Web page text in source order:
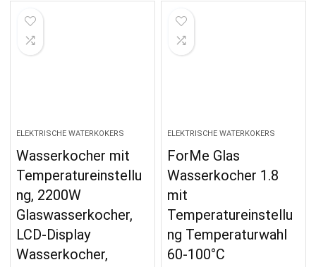
ELEKTRISCHE WATERKOKERS
Wasserkocher mit
Temperatureinstellu
ng, 2200W
Glaswasserkocher,
LCD-Display
Wasserkocher,
ELEKTRISCHE WATERKOKERS
ForMe Glas
Wasserkocher 1.8
mit
Temperatureinstellu
ng Temperaturwahl
60-100°C